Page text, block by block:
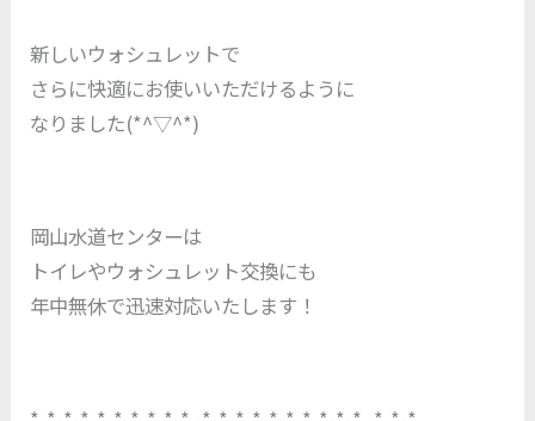
新しいウォシュレットで
さらに快適にお使いいただけるように
なりました(*^▽^*)
岡山水道センターは
トイレやウォシュレット交換にも
年中無休で迅速対応いたします！